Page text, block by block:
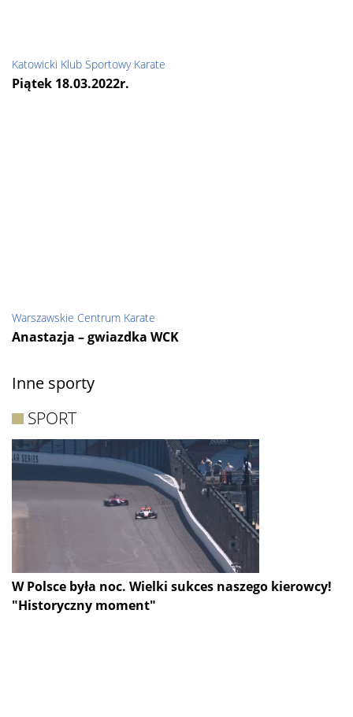
Katowicki Klub Sportowy Karate
Piątek 18.03.2022r.
Warszawskie Centrum Karate
Anastazja – gwiazdka WCK
Inne sporty
SPORT
W Polsce była noc. Wielki sukces naszego kierowcy!
"Historyczny moment"